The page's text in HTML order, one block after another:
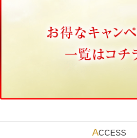
ACCESS